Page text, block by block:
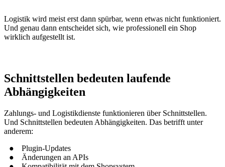
Logistik wird meist erst dann spürbar, wenn etwas nicht funktioniert.
Und genau dann entscheidet sich, wie professionell ein Shop
wirklich aufgestellt ist.
Schnittstellen bedeuten laufende
Abhängigkeiten
Zahlungs- und Logistikdienste funktionieren über Schnittstellen.
Und Schnittstellen bedeuten Abhängigkeiten. Das betrifft unter
anderem:
Plugin-Updates
Änderungen an APIs